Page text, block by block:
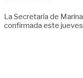
La Secretaría de
confirmada este